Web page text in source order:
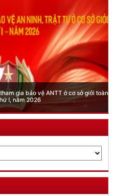
dẫn những quy định mới trong lĩnh
dân việt nam từ ngày 01/7/2026